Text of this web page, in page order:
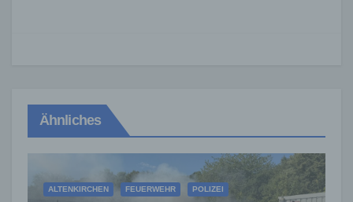
Ähnliches
ALTENKIRCHEN FEUERWEHR POLIZEI